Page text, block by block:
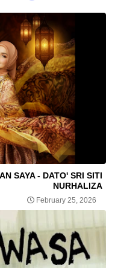
SAYA - DATO' SRI SITI
NURHALIZA
February 25, 2026